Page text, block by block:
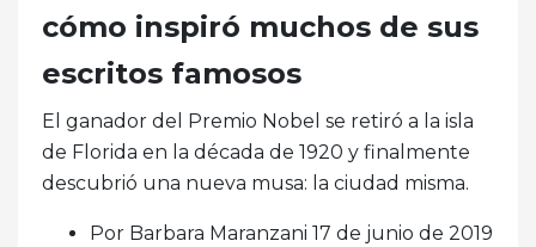
cómo inspiró muchos de sus
escritos famosos
El ganador del Premio Nobel se retiró a la isla
de Florida en la década de 1920 y finalmente
descubrió una nueva musa: la ciudad misma.
Por Barbara Maranzani 17 de junio de 2019